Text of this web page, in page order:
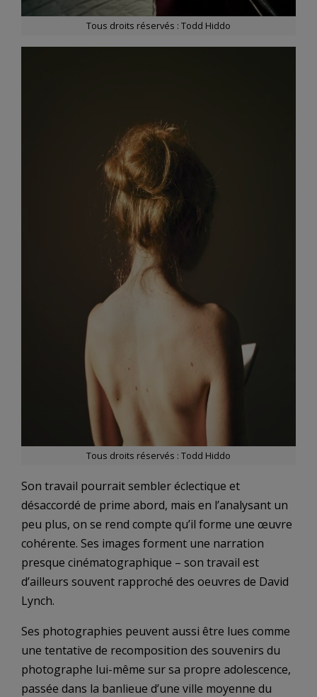
Tous droits réservés : Todd Hiddo
Tous droits réservés : Todd Hiddo
Son travail pourrait sembler éclectique et
désaccordé de prime abord, mais en l’analysant un
peu plus, on se rend compte qu’il forme une œuvre
cohérente. Ses images forment une narration
presque cinématographique – son travail est
d’ailleurs souvent rapproché des oeuvres de David
Lynch.
Ses photographies peuvent aussi être lues comme
une tentative de recomposition des souvenirs du
photographe lui-même sur sa propre adolescence,
passée dans la banlieue d’une ville moyenne du